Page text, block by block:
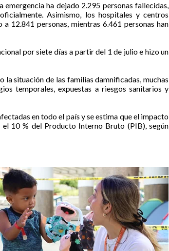
ha dejado 2.295 personas fallecidas,
Asimismo, los hospitales y centros
12.841 personas, mientras 6.461 personas han
por siete días a partir del 1 de julio e hizo un
la situación de las familias damnificadas, muchas
temporales, expuestas a riesgos sanitarios y
en todo el país y se estima que el impacto
10 % del Producto Interno Bruto (PIB), según